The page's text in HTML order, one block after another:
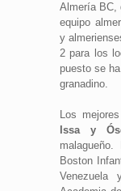
Almería BC,
equipo
y
2 para los
puesto se
granadino.
Los
Issa y
Boston